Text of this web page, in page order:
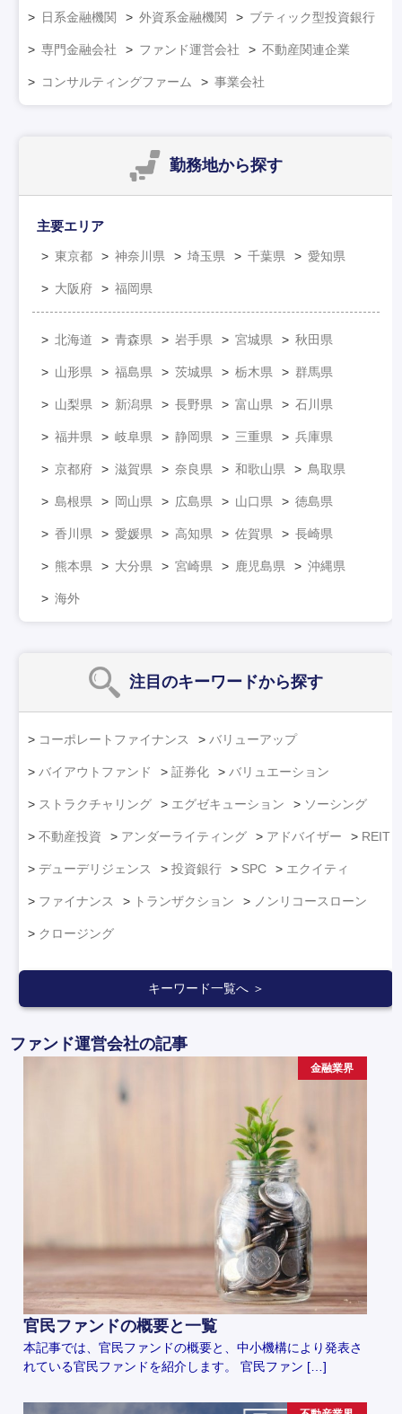
日系金融機関 外資系金融機関 ブティック型投資銀行
専門金融会社 ファンド運営会社 不動産関連企業
コンサルティングファーム 事業会社
勤務地から探す
主要エリア
東京都 神奈川県 埼玉県 千葉県 愛知県
大阪府 福岡県
北海道 青森県 岩手県 宮城県 秋田県
山形県 福島県 茨城県 栃木県 群馬県
山梨県 新潟県 長野県 富山県 石川県
福井県 岐阜県 静岡県 三重県 兵庫県
京都府 滋賀県 奈良県 和歌山県 鳥取県
島根県 岡山県 広島県 山口県 徳島県
香川県 愛媛県 高知県 佐賀県 長崎県
熊本県 大分県 宮崎県 鹿児島県 沖縄県
海外
注目のキーワードから探す
コーポレートファイナンス バリューアップ
バイアウトファンド 証券化 バリュエーション
ストラクチャリング エグゼキューション ソーシング
不動産投資 アンダーライティング アドバイザー REIT
デューデリジェンス 投資銀行 SPC エクイティ
ファイナンス トランザクション ノンリコースローン
クロージング
キーワード一覧へ ＞
ファンド運営会社の記事
金融業界
官民ファンドの概要と一覧
本記事では、官民ファンドの概要と、中小機構により発表さ
れている官民ファンドを紹介します。 官民ファン […]